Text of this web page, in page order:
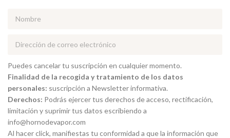
Puedes cancelar tu suscripción en cualquier momento.
Finalidad de la recogida y tratamiento de los datos
personales: suscripción a Newsletter informativa.
Derechos: Podrás ejercer tus derechos de acceso, rectificación,
limitación y suprimir tus datos escribiendo a
info@hornodevapor.com
Al hacer click, manifiestas tu conformidad a que la información que